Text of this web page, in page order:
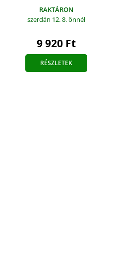
RAKTÁRON
szerdán 12. 8.önnél
9 920 Ft
RÉSZLETEK